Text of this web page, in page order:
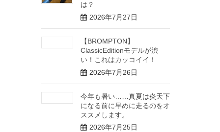
は？
2026年7月27日
【BROMPTON】
ClassicEditionモデルが渋
い！これはカッコイイ！
2026年7月26日
今年も暑い……真夏は炎天下
になる前に早めに走るのをオ
ススメします。
2026年7月25日